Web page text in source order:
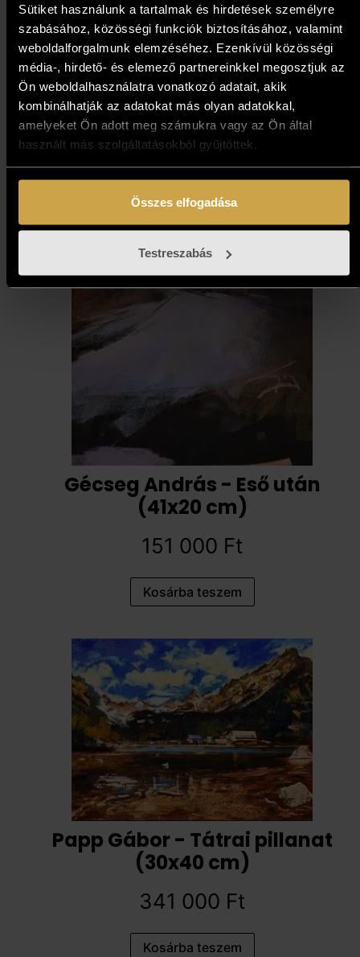
Sütiket használunk a tartalmak és hirdetések személyre
szabásához, közösségi funkciók biztosításához, valamint
weboldalforgalmunk elemzéséhez. Ezenkívül közösségi
média-, hirdető- és elemező partnereinkkel megosztjuk az
Ön weboldalhasználatra vonatkozó adatait, akik
kombinálhatják az adatokat más olyan adatokkal,
amelyeket Ön adott meg számukra vagy az Ön által
használt más szolgáltatásokból gyűjtöttek.
Összes elfogadása
Testreszabás
Gécseg András - Eső után
(41x20 cm)
151 000 Ft
Kosárba teszem
Papp Gábor - Tátrai pillanat
(30x40 cm)
341 000 Ft
Kosárba teszem